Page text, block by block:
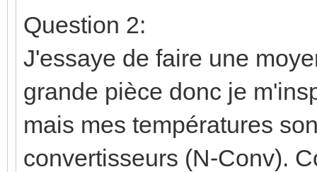
Question 2:
J'essaye de faire une
grande pièce donc je
mais mes températures
convertisseurs (N-Conv).